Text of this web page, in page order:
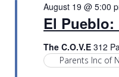
El Pueblo:
August 19 @ 5:00
The C.O.V.E312
Parents Inc of